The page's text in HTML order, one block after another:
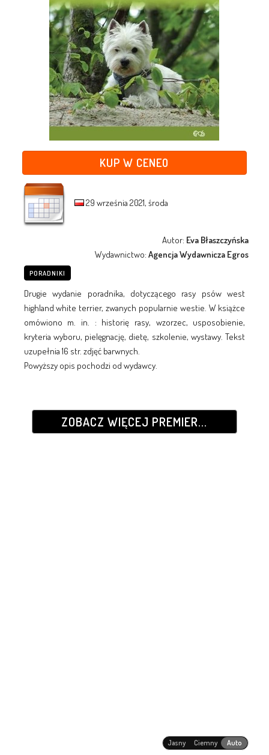
KUP W CENEO
29 września 2021, środa
Autor: Eva Błaszczyńska
Wydawnictwo:Agencja Wydawnicza Egros
PORADNIKI
Drugie wydanie poradnika, dotyczącego rasy psów west
highland white terrier, zwanych popularnie westie. W książce
omówiono m. in. : historię rasy, wzorzec, usposobienie,
kryteria wyboru, pielęgnację, dietę, szkolenie, wystawy. Tekst
uzupełnia 16 str. zdjęć barwnych.
Powyższy opis pochodzi od wydawcy.
ZOBACZ WIĘCEJ PREMIER...
Jasny Ciemny Auto